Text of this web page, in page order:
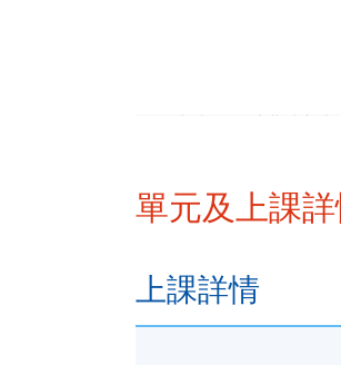
(2) 黃先生於跨國大型
具分析及結構性產品
報名代碼
開課日期
單元及上課
上課詳情